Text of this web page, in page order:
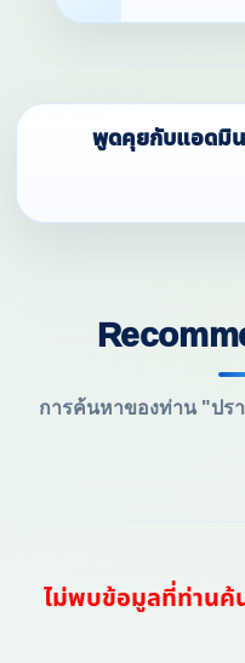
พูดคุยกับแอดมิน
การค้นหาของท่าน "ปร
ไม่พบข้อมูลที่ท่านค้